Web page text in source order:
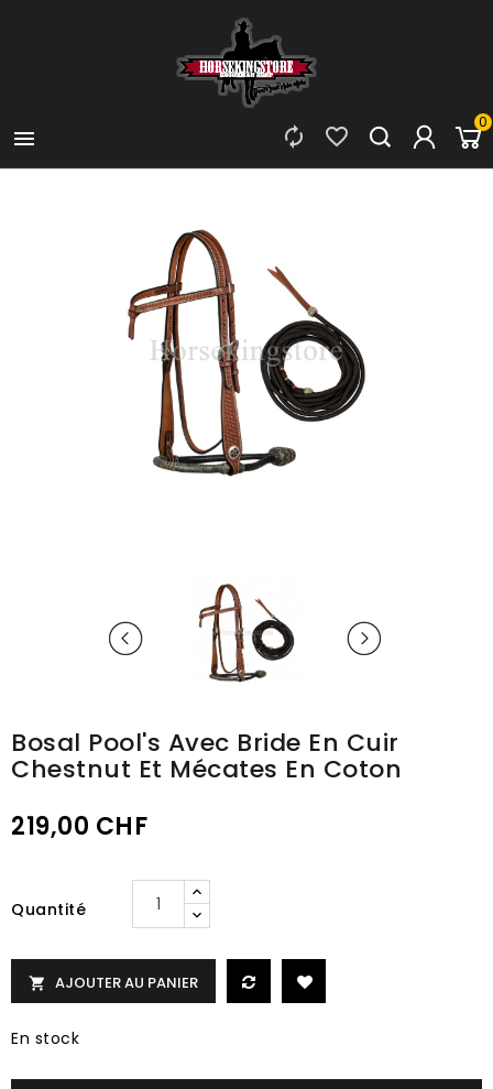

0


Bosal Pool's Avec Bride En Cuir
Chestnut Et Mécates En Coton
219,00 CHF
Quantité
 AJOUTER AU PANIER
En stock